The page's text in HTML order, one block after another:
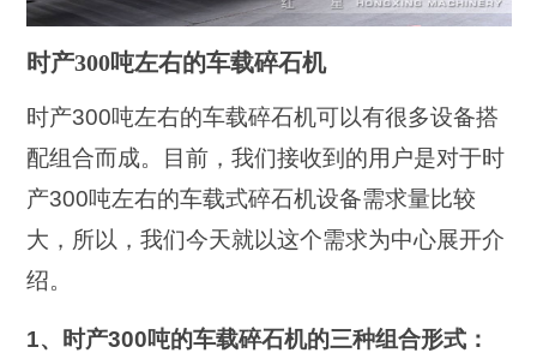
时产300吨左右的车载碎石机
时产300吨左右的车载碎石机可以有很多设备搭
配组合而成。目前，我们接收到的用户是对于时
产300吨左右的车载式碎石机设备需求量比较
大，所以，我们今天就以这个需求为中心展开介
绍。
1、时产300吨的车载碎石机的三种组合形式：